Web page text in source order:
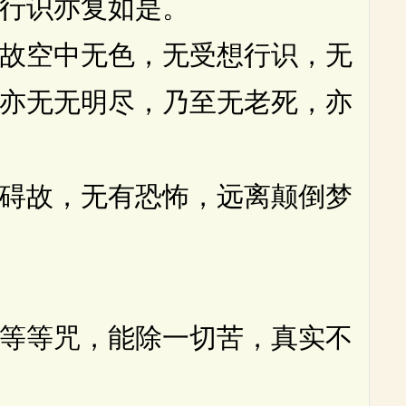
亦复如是。
中无色，无受想行识，无
无无明尽，乃至无老死，亦
，无有恐怖，远离颠倒梦
咒，能除一切苦，真实不